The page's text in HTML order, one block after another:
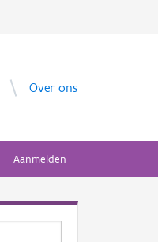
Over ons
Aanmelden